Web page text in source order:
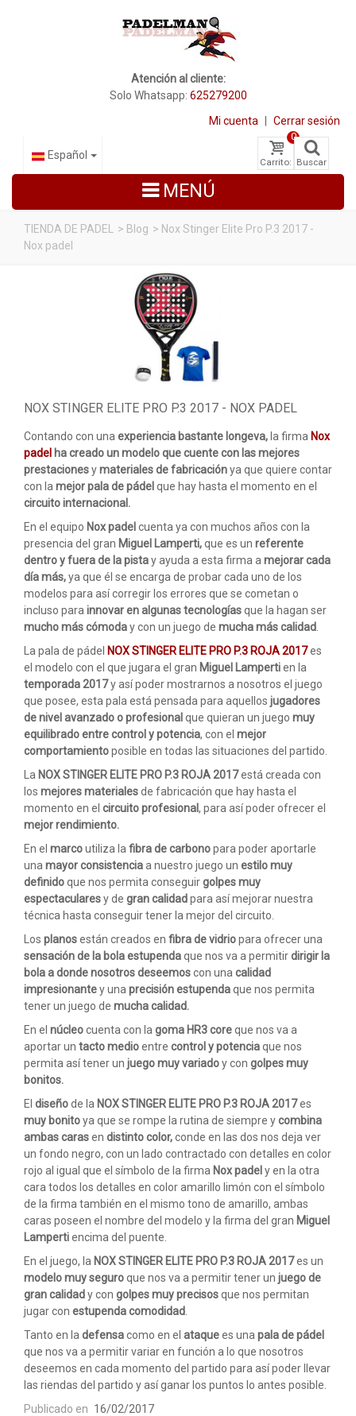
Atención al cliente:
Solo Whatsapp: 625279200
Mi cuenta Cerrar sesión
Carrito:
0
Buscar
Español
MENÚ
OUTLET PADEL
BLOG
TIENDA DE PADEL > Blog > Nox Stinger Elite Pro P.3 2017 -
Nox padel
NOX STINGER ELITE PRO P.3 2017 - NOX PADEL
Contando con una experiencia bastante longeva,la firma Nox
padel ha creado un modelo que cuente con las mejores
prestacionesymateriales de fabricaciónya que quiere contar
con la mejor pala de pádelque hay hasta el momento en el
circuito internacional.
En el equipo Nox padelcuenta ya con muchos años con la
presencia del gran Miguel Lamperti,que es un referente
dentro y fuera de la pistay ayuda a esta firma a mejorar cada
día más,ya que él se encarga de probar cada uno de los
modelos para así corregir los errores que se cometan o
incluso para innovar en algunas tecnologíasque la hagan ser
mucho más cómoday con un juego de mucha más calidad
La pala de pádel NOX STINGER ELITE PRO P.3 ROJA 2017es
el modelo con el que jugara el gran Miguel Lampertien la
temporada 2017y así poder mostrarnos a nosotros el juego
que posee, esta pala está pensada para aquellos jugadores
de nivel avanzado o profesionalque quieran un juego muy
equilibrado entre control y potencia, con el mejor
comportamientoposible en todas las situaciones del partido.
La NOX STINGER ELITE PRO P.3 ROJA 2017está creada con
los mejores materialesde fabricación que hay hasta el
momento en el circuito profesional, para así poder ofrecer el
mejor rendimiento.
En el marcoutiliza la fibra de carbonopara poder aportarle
una mayor consistenciaa nuestro juego un estilo muy
definidoque nos permita conseguirgolpes muy
espectacularesy de gran calidadpara así mejorar nuestra
técnica hasta conseguir tener la mejor del circuito.
Los planosestán creados en fibra de vidriopara ofrecer una
sensación de la bola estupendaque nos va a permitirdirigir la
bola a donde nosotros deseemoscon una calidad
impresionantey una precisión estupendaque nos permita
tener un juego de mucha calidad.
En el núcleocuenta con la goma HR3 coreque nos va a
aportar un tacto medioentre control y potenciaque nos
permita así tener un juego muy variadoy con golpes muy
bonitos.
El diseñode la NOX STINGER ELITE PRO P.3 ROJA 2017es
muy bonitoya que se rompe la rutina de siempre ycombina
ambas carasen distinto color,conde en las dos nos deja ver
un fondo negro, con un lado contractado con detalles en color
rojo al igual que el símbolo de la firma Nox padely en la otra
cara todos los detalles en color amarillo limón con el símbolo
de la firma también en el mismo tono de amarillo, ambas
caras poseen el nombre del modelo y la firma del gran Miguel
Lampertiencima del puente.
En el juego, la NOX STINGER ELITE PRO P.3 ROJA 2017es un
modelo muy seguroque nos va a permitir tener un juego de
gran calidady con golpes muy precisosque nos permitan
jugar con estupenda comodidad
Tanto en la defensacomo en el ataquees una pala de pádel
que nos va a permitir variar en función a lo que nosotros
deseemos en cada momento del partido para así poder llevar
las riendas del partido y así ganar los puntos lo antes posible.
Publicado en 16/02/2017